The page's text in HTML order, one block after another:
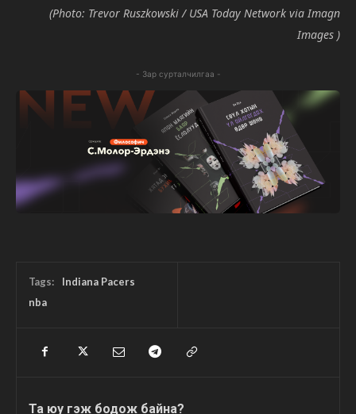
(Photo: Trevor Ruszkowski / USA Today Network via Imagn
Images )
- Зар сурталчилгаа -
Tags:
Indiana Pacers
nba
Та юу гэж бодож байна?